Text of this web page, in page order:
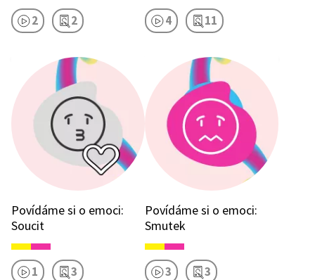
2 2 4 11
Povídáme si o emoci:
Soucit
1 3
Povídáme si o emoci:
Smutek
3 3